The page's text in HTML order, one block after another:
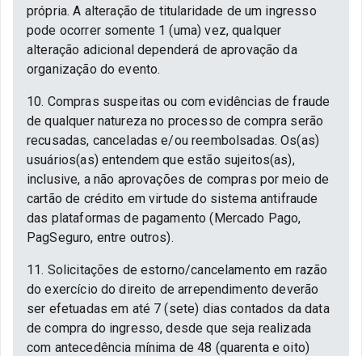
própria. A alteração de titularidade de um ingresso
pode ocorrer somente 1 (uma) vez, qualquer
alteração adicional dependerá de aprovação da
organização do evento.
10. Compras suspeitas ou com evidências de fraude
de qualquer natureza no processo de compra serão
recusadas, canceladas e/ou reembolsadas. Os(as)
usuários(as) entendem que estão sujeitos(as),
inclusive, a não aprovações de compras por meio de
cartão de crédito em virtude do sistema antifraude
das plataformas de pagamento (Mercado Pago,
PagSeguro, entre outros).
11. Solicitações de estorno/cancelamento em razão
do exercício do direito de arrependimento deverão
ser efetuadas em até 7 (sete) dias contados da data
de compra do ingresso, desde que seja realizada
com antecedência mínima de 48 (quarenta e oito)